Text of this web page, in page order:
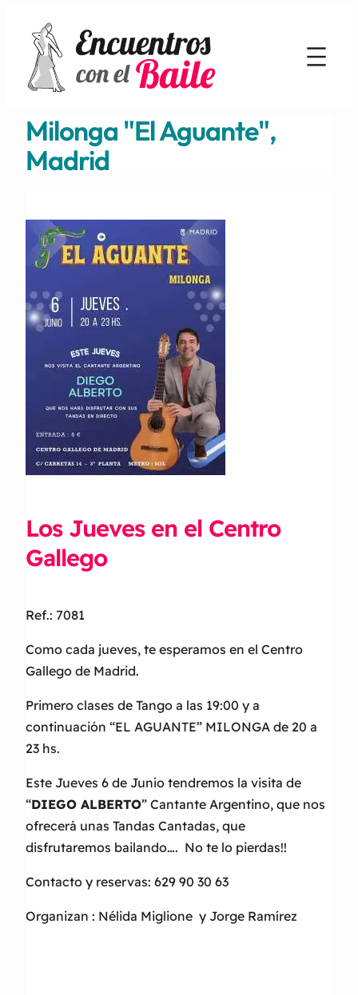
Milonga "El Aguante",
Madrid
Los Jueves en el Centro
Gallego
Ref.: 7081
Como cada jueves, te esperamos en el Centro
Gallego de Madrid.
Primero clases de Tango a las 19:00 y a
continuación “EL AGUANTE” MILONGA de 20 a
23 hs.
Este Jueves 6 de Junio tendremos la visita de
“DIEGO ALBERTO” Cantante Argentino, que nos
ofrecerá unas Tandas Cantadas, que
disfrutaremos bailando…. No te lo pierdas!!
Contacto y reservas: 629 90 30 63
Organizan : Nélida Miglione y Jorge Ramírez